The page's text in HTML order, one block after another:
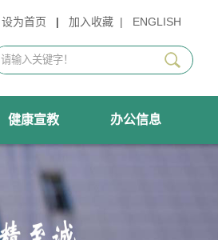
设为首页 | 加入收藏 | ENGLISH
健康宣教 办公信息